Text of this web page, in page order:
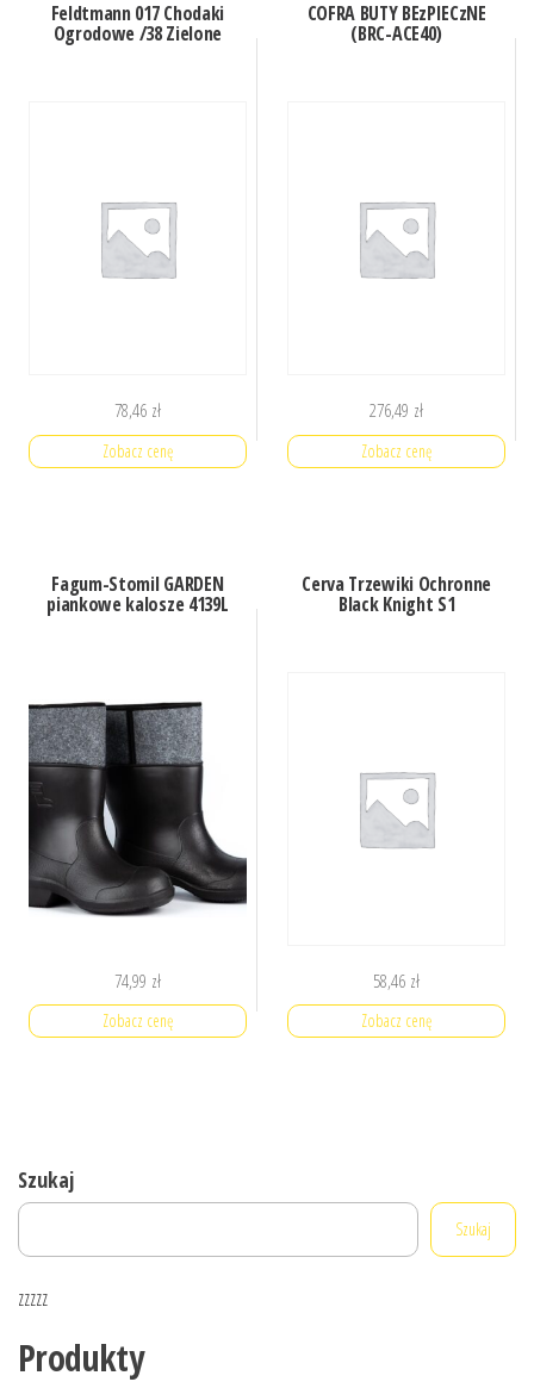
Feldtmann 017 Chodaki
Ogrodowe /38 Zielone
78,46 zł
Zobacz cenę
COFRA BUTY BEzPIECzNE
(BRC-ACE40)
276,49 zł
Zobacz cenę
Fagum-Stomil GARDEN
piankowe kalosze 4139L
74,99 zł
Zobacz cenę
Cerva Trzewiki Ochronne
Black Knight S1
58,46 zł
Zobacz cenę
Szukaj
Szukaj
zzzzz
Produkty